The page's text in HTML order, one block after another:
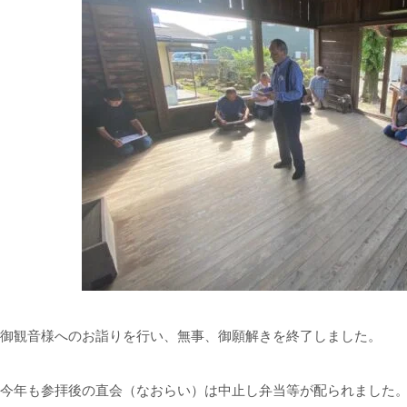
御観音様へのお詣りを行い、無事、御願解きを終了しました。
今年も参拝後の直会（なおらい）は中止し弁当等が配られました